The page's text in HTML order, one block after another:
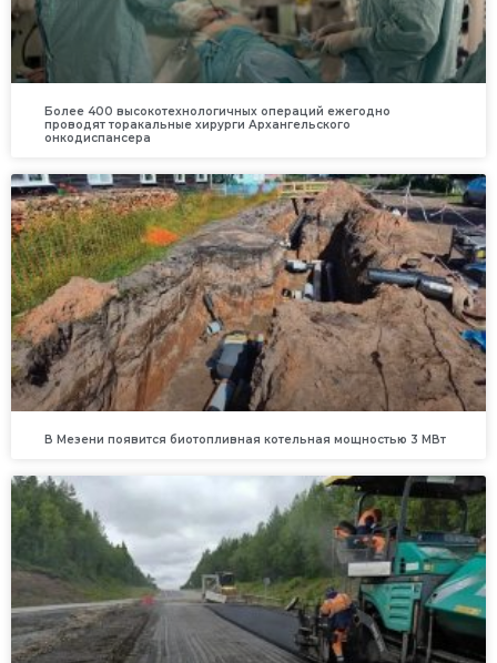
Более 400 высокотехнологичных операций ежегодно
проводят торакальные хирурги Архангельского
онкодиспансера
В Мезени появится биотопливная котельная мощностью 3 МВт